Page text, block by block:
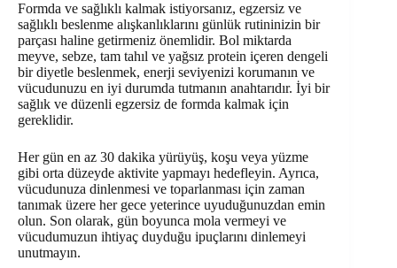
Formda ve sağlıklı kalmak istiyorsanız, egzersiz ve
sağlıklı beslenme alışkanlıklarını günlük rutininizin bir
parçası haline getirmeniz önemlidir. Bol miktarda
meyve, sebze, tam tahıl ve yağsız protein içeren dengeli
bir diyetle beslenmek, enerji seviyenizi korumanın ve
vücudunuzu en iyi durumda tutmanın anahtarıdır. İyi bir
sağlık ve düzenli egzersiz de formda kalmak için
gereklidir.
Her gün en az 30 dakika yürüyüş, koşu veya yüzme
gibi orta düzeyde aktivite yapmayı hedefleyin. Ayrıca,
vücudunuza dinlenmesi ve toparlanması için zaman
tanımak üzere her gece yeterince uyuduğunuzdan emin
olun. Son olarak, gün boyunca mola vermeyi ve
vücudumuzun ihtiyaç duyduğu ipuçlarını dinlemeyi
unutmayın.